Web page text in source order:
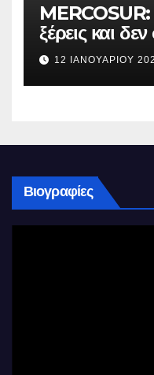
ξέρεις και
12 ΙΑΝΟΥΑΡΊΟΥ
Βιογραφίες